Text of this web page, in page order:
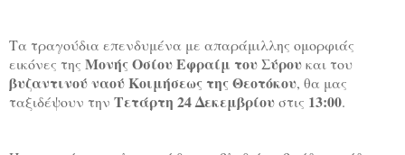
Τα τραγούδια επενδυμένα με απαράμιλλης ομορφιάς
εικόνες της Μονής Οσίου Εφραίμ του Σύρουκαι του
βυζαντινού ναού Κοιμήσεως της Θεοτόκου, θα μας
ταξιδέψουν την Τετάρτη 24 Δεκεμβρίουστις 13:00.